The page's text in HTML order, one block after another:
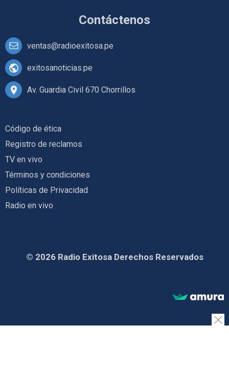
Contáctenos
ventas@radioexitosa.pe
exitosanoticias.pe
Av. Guardia Civil 670 Chorrillos
Código de ética
Registro de reclamos
TV en vivo
Términos y condiciones
Políticas de Privacidad
Radio en vivo
© 2026 Radio Exitosa Derechos Reservados